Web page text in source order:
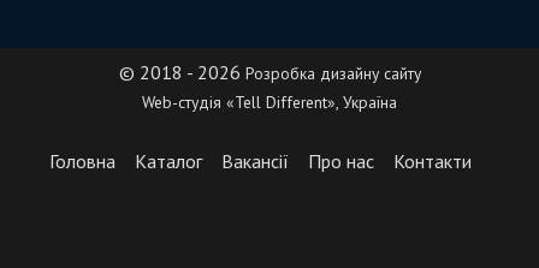
© 2018 - 2026 Розробка дизайну сайту
Web-студія «Tell Different», Україна
Головна Каталог Вакансії Про нас Контакти